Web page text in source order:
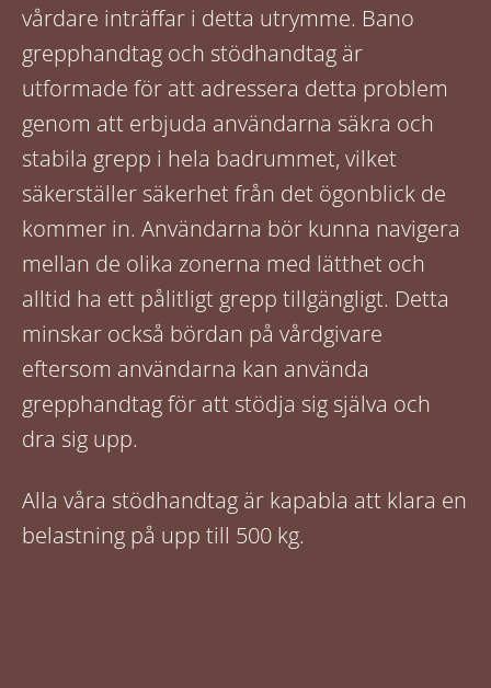
vårdare inträffar i detta utrymme. Bano
grepphandtag och stödhandtag är
utformade för att adressera detta problem
genom att erbjuda användarna säkra och
stabila grepp i hela badrummet, vilket
säkerställer säkerhet från det ögonblick de
kommer in. Användarna bör kunna navigera
mellan de olika zonerna med lätthet och
alltid ha ett pålitligt grepp tillgängligt. Detta
minskar också bördan på vårdgivare
eftersom användarna kan använda
grepphandtag för att stödja sig själva och
dra sig upp.
Alla våra stödhandtag är kapabla att klara en
belastning på upp till 500 kg.